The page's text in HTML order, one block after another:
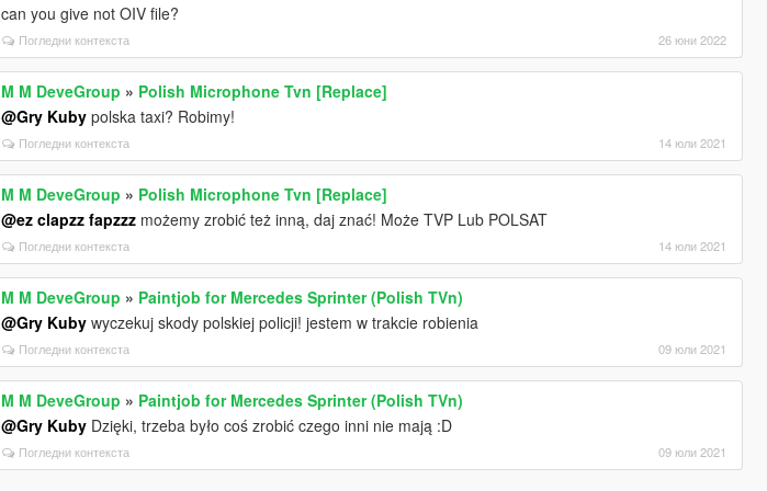
can you give not OIV file?
Погледни контекста 26 юни 2022
M M DeveGroup » Polish Microphone Tvn [Replace]
@Gry Kuby polska taxi? Robimy!
Погледни контекста 14 юли 2021
M M DeveGroup » Polish Microphone Tvn [Replace]
@ez clapzz fapzzz możemy zrobić też inną, daj znać! Może TVP Lub POLSAT
Погледни контекста 14 юли 2021
M M DeveGroup » Paintjob for Mercedes Sprinter (Polish TVn)
@Gry Kuby wyczekuj skody polskiej policji! jestem w trakcie robienia
Погледни контекста 09 юли 2021
M M DeveGroup » Paintjob for Mercedes Sprinter (Polish TVn)
@Gry Kuby Dzięki, trzeba było coś zrobić czego inni nie mają :D
Погледни контекста 09 юли 2021